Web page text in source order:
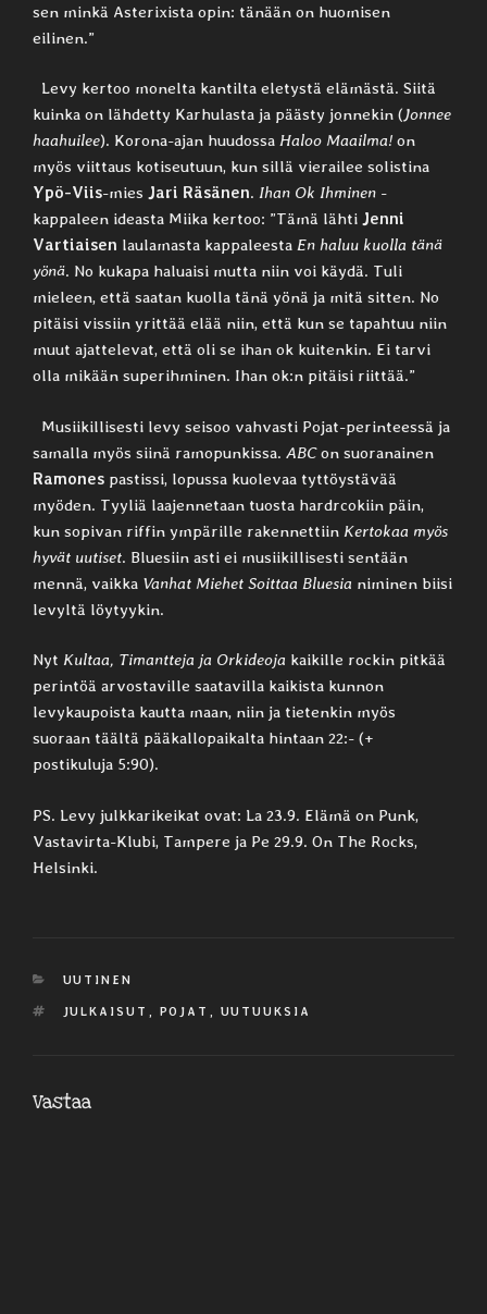
sen minkä Asterixista opin: tänään on huomisen
eilinen.”
Levy kertoo monelta kantilta eletystä elämästä. Siitä
kuinka on lähdetty Karhulasta ja päästy jonnekin (Jonnee
haahuilee). Korona-ajan huudossa Haloo Maailma! on
myös viittaus kotiseutuun, kun sillä vierailee solistina
Ypö-Viis-mies Jari Räsänen. Ihan Ok Ihminen -
kappaleen ideasta Miika kertoo: ”Tämä lähti Jenni
Vartiaisen laulamasta kappaleesta En haluu kuolla tänä
yönä. No kukapa haluaisi mutta niin voi käydä. Tuli
mieleen, että saatan kuolla tänä yönä ja mitä sitten. No
pitäisi vissiin yrittää elää niin, että kun se tapahtuu niin
muut ajattelevat, että oli se ihan ok kuitenkin. Ei tarvi
olla mikään superihminen. Ihan ok:n pitäisi riittää.”
Musiikillisesti levy seisoo vahvasti Pojat-perinteessä ja
samalla myös siinä ramopunkissa. ABCon suoranainen
Ramones pastissi, lopussa kuolevaa tyttöystävää
myöden. Tyyliä laajennetaan tuosta hardrcokiin päin,
kun sopivan riffin ympärille rakennettiin Kertokaa myös
hyvät uutiset. Bluesiin asti ei musiikillisesti sentään
mennä, vaikka Vanhat Miehet Soittaa Bluesia niminen biisi
levyltä löytyykin.
Nyt Kultaa, Timantteja ja Orkideoja kaikille rockin pitkää
perintöä arvostaville saatavilla kaikista kunnon
levykaupoista kautta maan, niin ja tietenkin myös
suoraan täältä pääkallopaikalta hintaan 22:- (+
postikuluja 5:90).
PS. Levy julkkarikeikat ovat: La 23.9. Elämä on Punk,
Vastavirta-Klubi, Tampere ja Pe 29.9. On The Rocks,
Helsinki.
KATEGORIAT
UUTINEN
AVAINSANAT
JULKAISUT , POJAT , UUTUUKSIA
Vastaa